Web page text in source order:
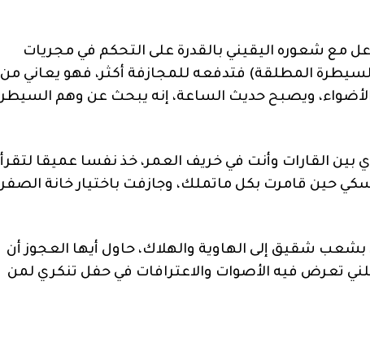
مع شعوره اليقيني بالقدرة على التحكم في مجريات
المطلقة) فتدفعه للمجازفة أكثر، فهو يعاني من
ويصبح حديث الساعة، إنه يبحث عن وهم
القارات وأنت في خريف العمر، خذ نفسا عميقا لتقرأ
حين قامرت بكل ماتملك، وجازفت باختيار خانة
شقيق إلى الهاوية والهلاك، حاول أيها العجوز أن
تعرض فيه الأصوات والاعترافات في حفل تنكري لمن